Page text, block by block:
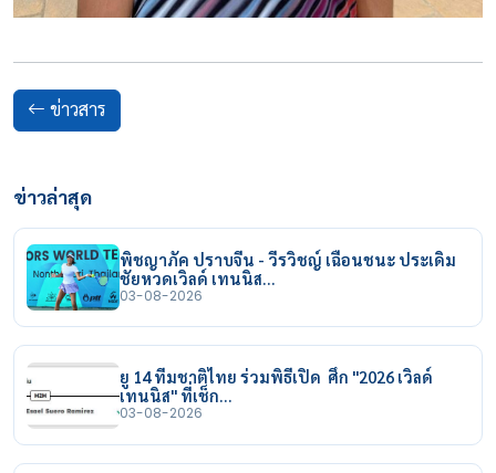
ข่าวสาร
ข่าวล่าสุด
พิชญาภัค ปราบจีน - วีรวิชญ์ เฉือนชนะ ประเดิม
ชัยหวดเวิลด์ เทนนิส…
03-08-2026
ยู 14 ทีมชาติไทย ร่วมพิธีเปิด ศึก "2026 เวิลด์
เทนนิส" ที่เช็ก…
03-08-2026